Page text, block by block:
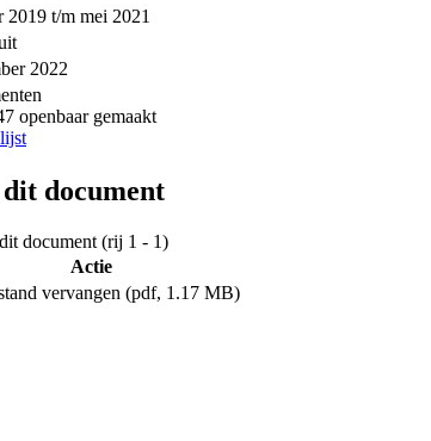
2019 t/m mei 2021
2022
openbaar gemaakt
dit document
document (rij 1 - 1)
Actie
vervangen (pdf, 1.17 MB)